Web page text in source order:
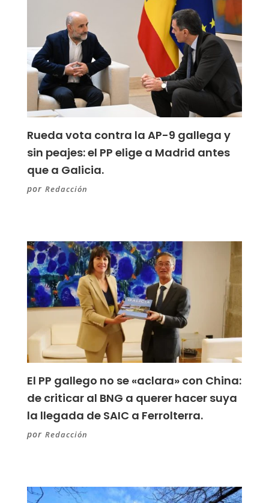
Rueda vota contra la AP-9 gallega y
sin peajes: el PP elige a Madrid antes
que a Galicia.
por Redacción
El PP gallego no se «aclara» con China:
de criticar al BNG a querer hacer suya
la llegada de SAIC a Ferrolterra.
por Redacción